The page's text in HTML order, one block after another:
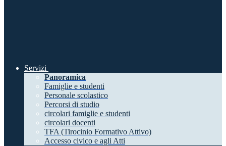
Servizi
Panoramica
Famiglie e studenti
Personale scolastico
Percorsi di studio
circolari famiglie e studenti
circolari docenti
TFA (Tirocinio Formativo Attivo)
Accesso civico e agli Atti